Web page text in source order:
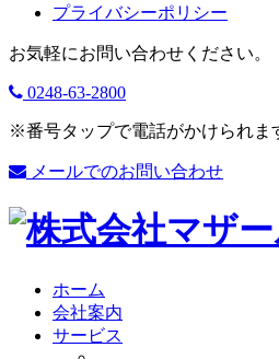
プライバシーポリシー
お気軽にお問い合わせください。
0248-63-2800
※番号タップで電話がかけられま
メールでのお問い合わせ
ホーム
会社案内
サービス